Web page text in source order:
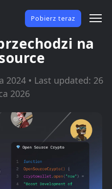
Pobierz teraz
na
2024 • Last updated: 26
2026